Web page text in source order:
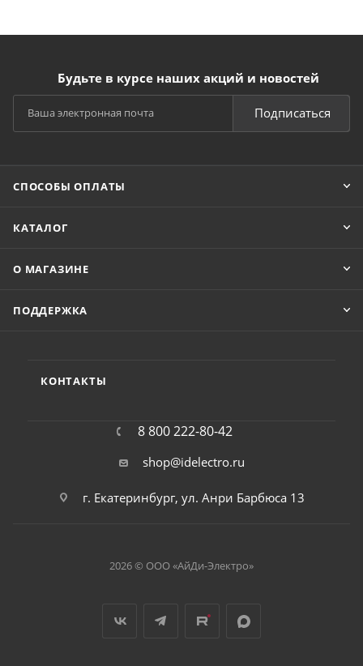
Будьте в курсе наших акций и новостей
Подписаться
СПОСОБЫ ОПЛАТЫ
КАТАЛОГ
О МАГАЗИНЕ
ПОДДЕРЖКА
КОНТАКТЫ
8 800 222-80-42
shop@idelectro.ru
г. Екатеринбург, ул. Анри Барбюса 13
2026 © ООО «АйДи-Электро»